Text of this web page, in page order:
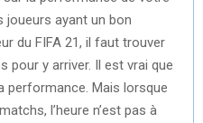
joueurs ayant un bon
du FIFA 21, il faut trouver
pour y arriver. Il est vrai que
performance. Mais lorsque
l’heure n’est pas à